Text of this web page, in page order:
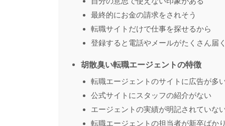
最終的にお金の請求をされそう
転職サイトだけで仕事を探せるから
登録すると電話やメールがたくさん届
胡散臭い転職エージェントの特徴
転職エージェントのサイトに広告が多
公式サイトにスタッフの紹介がない
エージェントの実績が明記されていな
転職エージェントの担当者が新卒ばかり